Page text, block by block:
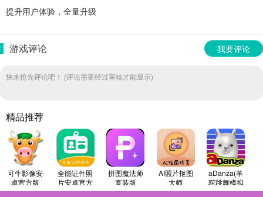
提升用户体验，全量升级
游戏评论 我要评论
快来抢先评论吧！ (评论需要经过审核才能显示)
精品推荐
可牛影像安
卓官方版
全能证件照
片安卓官方
版
拼图魔法师
直装版
AI照片抠图
大师
aDanza(羊
驼跳舞模拟
器)手机正版